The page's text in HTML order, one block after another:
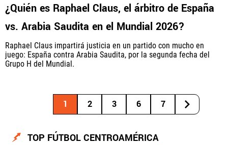
¿Quién es Raphael Claus, el árbitro de España
vs. Arabia Saudita en el Mundial 2026?
Raphael Claus impartirá justicia en un partido con mucho en
juego: España contra Arabia Saudita, por la segunda fecha del
Grupo H del Mundial.
1 2 3 6 7
TOP FÚTBOL CENTROAMÉRICA